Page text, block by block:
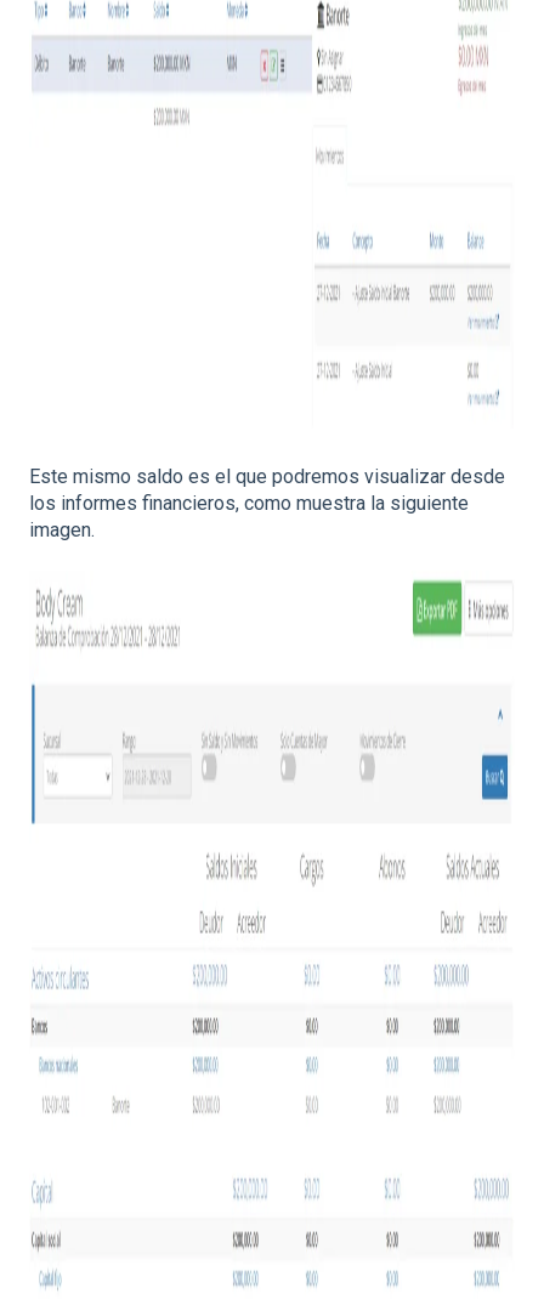
Este mismo saldo es el que podremos visualizar desde
los informes financieros, como muestra la siguiente
imagen.